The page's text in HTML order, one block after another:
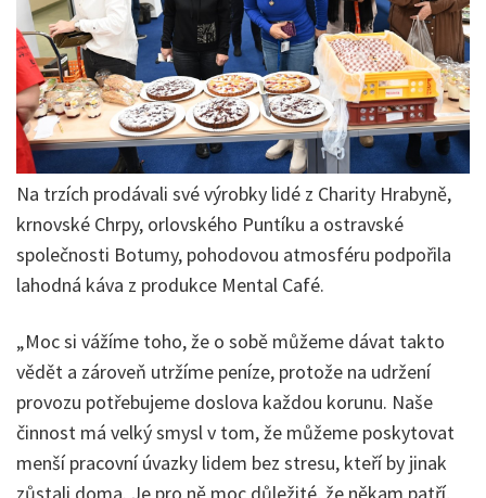
Na trzích prodávali své výrobky lidé z Charity Hrabyně,
krnovské Chrpy, orlovského Puntíku a ostravské
společnosti Botumy, pohodovou atmosféru podpořila
lahodná káva z produkce Mental Café.
„Moc si vážíme toho, že o sobě můžeme dávat takto
vědět a zároveň utržíme peníze, protože na udržení
provozu potřebujeme doslova každou korunu. Naše
činnost má velký smysl v tom, že můžeme poskytovat
menší pracovní úvazky lidem bez stresu, kteří by jinak
zůstali doma. Je pro ně moc důležité, že někam patří,